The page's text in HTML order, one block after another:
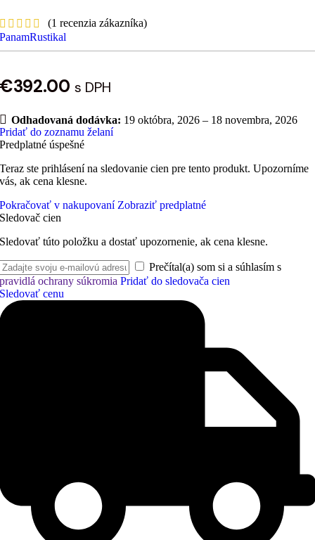
(1 recenzia zákazníka)
PanamRustikal
€392.00 s DPH
Odhadovaná dodávka: 19 októbra, 2026 – 18 novembra, 2026
Pridať do zoznamu želaní
Predplatné úspešné
Teraz ste prihlásení na sledovanie cien pre tento produkt. Upozorníme
vás, ak cena klesne.
Pokračovať v nakupovaní Zobraziť predplatné
Sledovač cien
Sledovať túto položku a dostať upozornenie, ak cena klesne.
Prečítal(a) som si a súhlasím s
pravidlá ochrany súkromia Pridať do sledovača cien
Sledovať cenu